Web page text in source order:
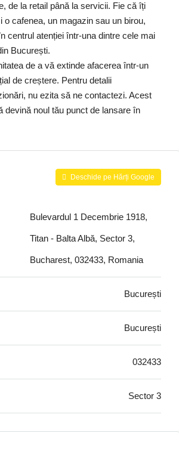
de la retail până la servicii. Fie că îți
o cafenea, un magazin sau un birou,
centrul atenției într-una dintre cele mai
București.
de a vă extinde afacerea într-un
de creștere. Pentru detalii
nu ezita să ne contactezi. Acest
devină noul tău punct de lansare în
Deschide pe Hărți Google
Bulevardul 1 Decembrie 1918,
Titan - Balta Albă, Sector 3,
Bucharest, 032433, Romania
București
București
032433
Sector 3